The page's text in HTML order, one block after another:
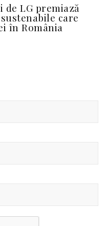
LG premiază
care
în România